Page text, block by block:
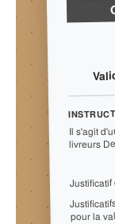
Il s'agit
livreurs
pour la